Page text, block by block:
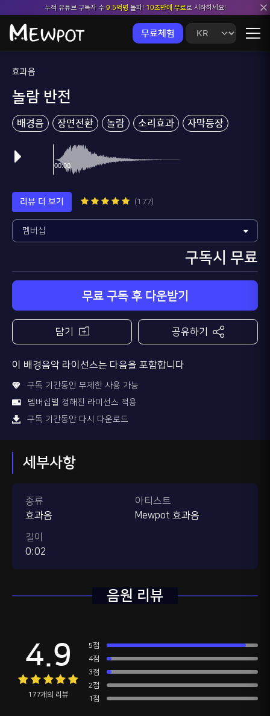
누적 유튜브 구독자 수9.5억명돌파! 10초만에 무료로 시작하세요!
무료체험
효과음
놀람 반전
배경음 장면전환 놀람 소리효과 자막등장
리뷰 더 보기 (177)
구독시 무료
무료 구독 후 다운받기
담기 공유하기
이 배경음악 라이선스는 다음을 포함합니다
구독 기간동안 무제한 사용 가능
멤버십별 정해진 라이선스 적용
구독 기간동안 다시 다운로드
세부사항
종류
효과음
길이
0:02
아티스트
Mewpot 효과음
음원 리뷰
4.9
177개의 리뷰
5점
4점
3점
2점
1점